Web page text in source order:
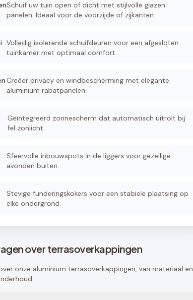
Schuif uw tuin open of dicht met stijlvolle glazen
panelen. Ideaal voor de voorzijde of zijkanten.
Volledig isolerende schuifdeuren voor een afgesloten
tuinkamer met optimaal comfort.
Creëer privacy en windbescherming met elegante
aluminium rabatpanelen.
Geïntegreerd zonnescherm dat automatisch uitrolt bij
fel zonlicht.
Sfeervolle inbouwspots in de liggers voor gezellige
avonden buiten.
Stevige funderingskokers voor een stabiele plaatsing op
elke ondergrond.
over terrasoverkappingen
onze aluminium terrasoverkappingen, van materiaal en